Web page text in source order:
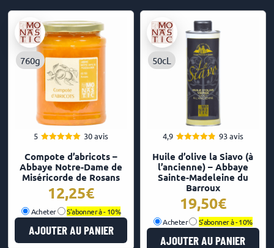
760g
5
sur 5
30 avis
Compote d’abricots –
Abbaye Notre-Dame de
Miséricorde de Rosans
12,25
Acheter S'abonner à -10%
AJOUTER AU PANIER
50cL
4,9
sur 5
93 avis
Huile d’olive la Siavo (à
l’ancienne) – Abbaye
Sainte-Madeleine du
Barroux
19,50
Acheter S'abonner à -10%
AJOUTER AU PANIER